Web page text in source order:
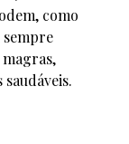
como